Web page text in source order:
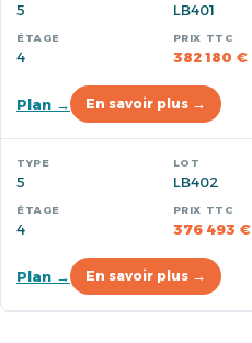
5 LB401
4 382 180 €
Plan → En savoir plus →
5 LB402
4 376 493 €
Plan → En savoir plus →